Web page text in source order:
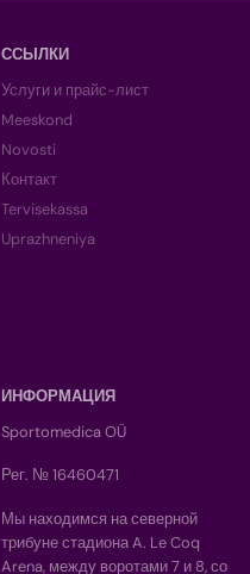
ССЫЛКИ
Услуги и прайс-лист
Meeskond
Novosti
Контакт
Tervisekassa
Uprazhneniya
ИНФОРМАЦИЯ
Sportomedica OÜ
Рег. № 16460471
Мы находимся на северной
трибуне стадиона A. Le Coq
Arena, между воротами 7 и 8, со